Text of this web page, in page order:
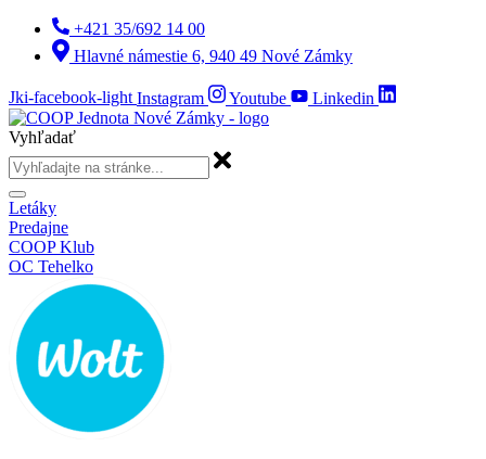
Preskočiť
obsah
+421 35/692 14 00
Hlavné námestie 6, 940 49 Nové Zámky
Jki-facebook-light Instagram Youtube Linkedin
Vyhľadať
Letáky
Predajne
COOP Klub
OC Tehelko